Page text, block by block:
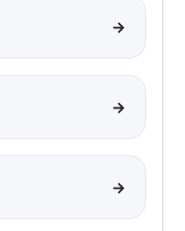
→
→
→